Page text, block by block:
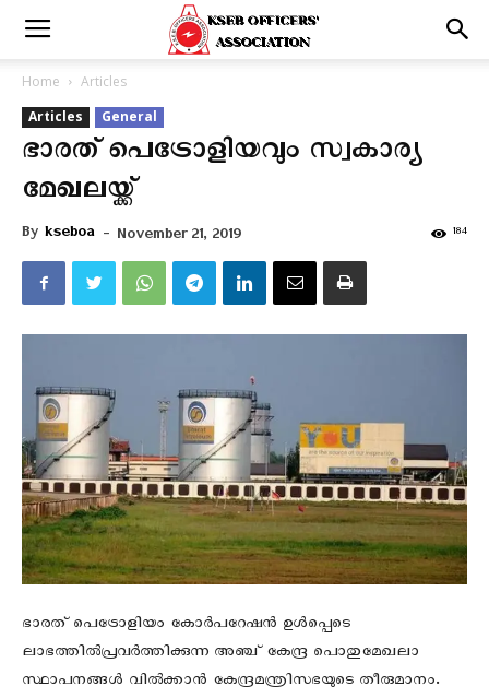
Home
Articles
Articles
General
ഭാരത് പെട്രോളിയവും സ്വകാര്യ
മേഖലയ്ക്ക്
By kseboa - November 21, 2019 184
ഭാരത്‌ പെട്രോളിയം കോർപറേഷൻ ഉൾപ്പെടെ
ലാഭത്തിൽപ്രവർത്തിക്കുന്ന അഞ്ച്‌ കേന്ദ്ര പൊതുമേഖലാ
സ്ഥാപനങ്ങൾ വിൽക്കാൻ കേന്ദ്രമന്ത്രിസഭയുടെ തീരുമാനം.